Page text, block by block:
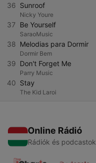
36 Sunroof
Nicky Youre
37 Be Yourself
SaraoMusic
38 Melodias para Dormir
Dormir Bem
39 Don't Forget Me
Parry Music
40 Stay
The Kid Laroi
Online Rádió
Rádiók és podcastok